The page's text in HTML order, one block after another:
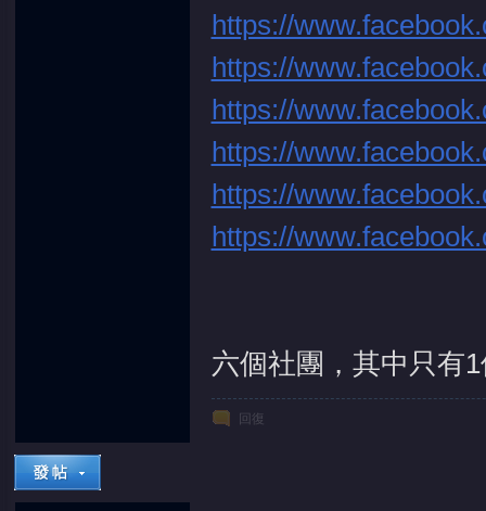
https://
https://
https://
https://
https://
https://
六個社團，其中只有
回復